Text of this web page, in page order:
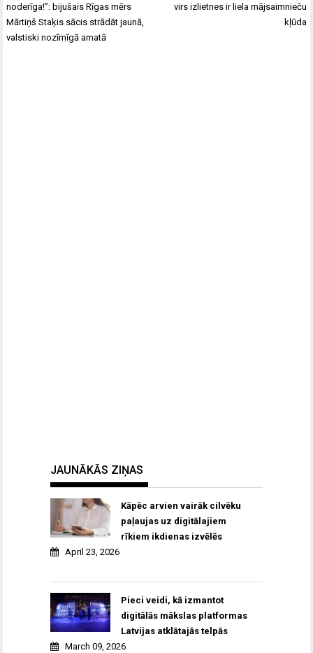
noderīga!”: bijušais Rīgas mērs
Mārtiņš Staķis sācis strādāt jaunā,
valstiski nozīmīgā amatā
virs izlietnes ir liela mājsaimnieču
kļūda
JAUNĀKĀS ZIŅAS
Kāpēc arvien vairāk cilvēku
paļaujas uz digitālajiem
rīkiem ikdienas izvēlēs
April 23, 2026
Pieci veidi, kā izmantot
digitālās mākslas platformas
Latvijas atklātajās telpās
March 09, 2026